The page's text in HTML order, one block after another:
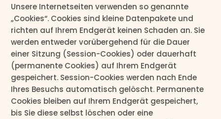
Unsere Internetseiten verwenden so genannte
„Cookies“. Cookies sind kleine Datenpakete und
richten auf Ihrem Endgerät keinen Schaden an. Sie
werden entweder vorübergehend für die Dauer
einer Sitzung (Session-Cookies) oder dauerhaft
(permanente Cookies) auf Ihrem Endgerät
gespeichert. Session-Cookies werden nach Ende
Ihres Besuchs automatisch gelöscht. Permanente
Cookies bleiben auf Ihrem Endgerät gespeichert,
bis Sie diese selbst löschen oder eine